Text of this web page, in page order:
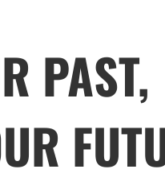
PAST,